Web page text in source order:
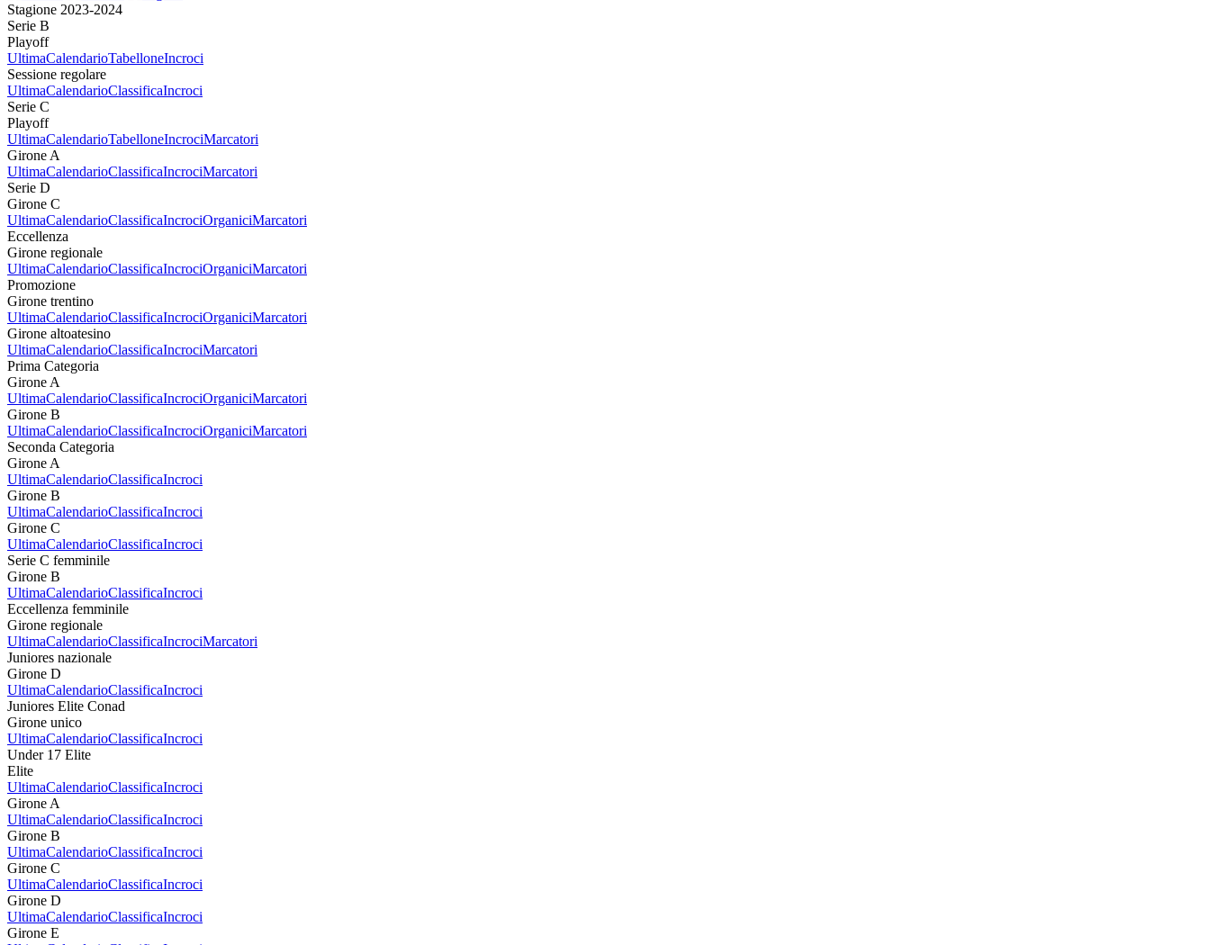
Stagione 2023-2024
Serie B
Playoff
UltimaCalendarioTabelloneIncroci
Sessione regolare
UltimaCalendarioClassificaIncroci
Serie C
Playoff
UltimaCalendarioTabelloneIncrociMarcatori
Girone A
UltimaCalendarioClassificaIncrociMarcatori
Serie D
Girone C
UltimaCalendarioClassificaIncrociOrganiciMarcatori
Eccellenza
Girone regionale
UltimaCalendarioClassificaIncrociOrganiciMarcatori
Promozione
Girone trentino
UltimaCalendarioClassificaIncrociOrganiciMarcatori
Girone altoatesino
UltimaCalendarioClassificaIncrociMarcatori
Prima Categoria
Girone A
UltimaCalendarioClassificaIncrociOrganiciMarcatori
Girone B
UltimaCalendarioClassificaIncrociOrganiciMarcatori
Seconda Categoria
Girone A
UltimaCalendarioClassificaIncroci
Girone B
UltimaCalendarioClassificaIncroci
Girone C
UltimaCalendarioClassificaIncroci
Serie C femminile
Girone B
UltimaCalendarioClassificaIncroci
Eccellenza femminile
Girone regionale
UltimaCalendarioClassificaIncrociMarcatori
Juniores nazionale
Girone D
UltimaCalendarioClassificaIncroci
Juniores Elite Conad
Girone unico
UltimaCalendarioClassificaIncroci
Under 17 Elite
Elite
UltimaCalendarioClassificaIncroci
Girone A
UltimaCalendarioClassificaIncroci
Girone B
UltimaCalendarioClassificaIncroci
Girone C
UltimaCalendarioClassificaIncroci
Girone D
UltimaCalendarioClassificaIncroci
Girone E